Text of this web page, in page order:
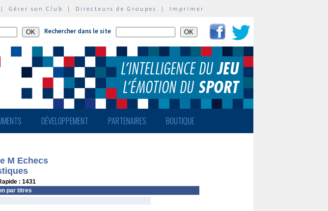
| Gérer son Club | Directeurs de Groupes | Imprimer
Rechercher dans le site
DÉVELOPPEMENT PARTENAIRES BOUTIQUE
M Echecs
: 1431
par titres